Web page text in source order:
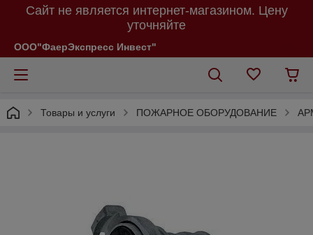
Сайт не является интернет-магазином. Цену
уточняйте
ООО"ФаерЭкспресс Инвест"
Товары и услуги ПОЖАРНОЕ ОБОРУДОВАНИЕ